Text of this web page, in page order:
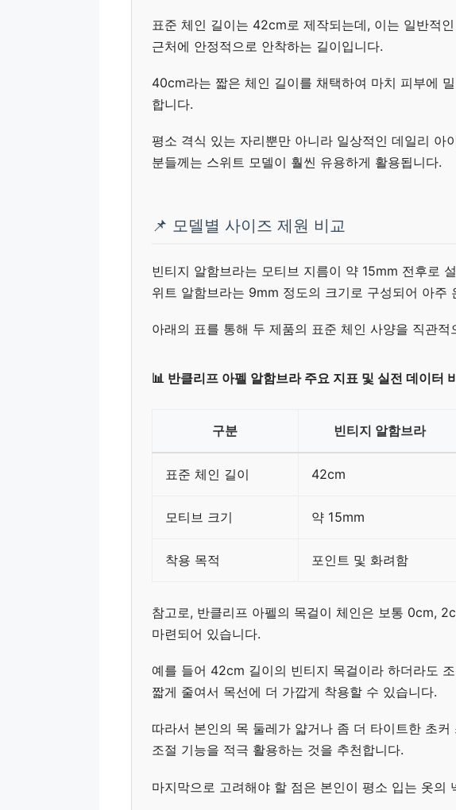
표준 체인 길이는 42cm로 제작되는데, 이는 일반적
근처에 안정적으로 안착하는 길이입니다.
40cm라는 짧은 체인 길이를 채택하여 마치 피부에
합니다.
평소 격식 있는 자리뿐만 아니라 일상적인 데일리 아
분들께는 스위트 모델이 훨씬 유용하게 활용됩니다.
📌 모델별 사이즈 제원 비교
빈티지 알함브라는 모티브 지름이 약 15mm 전후로
위트 알함브라는 9mm 정도의 크기로 구성되어 아주
아래의 표를 통해 두 제품의 표준 체인 사양을 직관적
📊 반클리프 아펠 알함브라 주요 지표 및 실전 데이터
구분 빈티지 알함브라
표준 체인 길이 42cm
모티브 크기 약 15mm
착용 목적 포인트 및 화려함
참고로, 반클리프 아펠의 목걸이 체인은 보통 0cm,
마련되어 있습니다.
예를 들어 42cm 길이의 빈티지 목걸이라 하더라도
짧게 줄여서 목선에 더 가깝게 착용할 수 있습니다.
따라서 본인의 목 둘레가 얇거나 좀 더 타이트한 초
조절 기능을 적극 활용하는 것을 추천합니다.
마지막으로 고려해야 할 점은 본인이 평소 입는 옷의